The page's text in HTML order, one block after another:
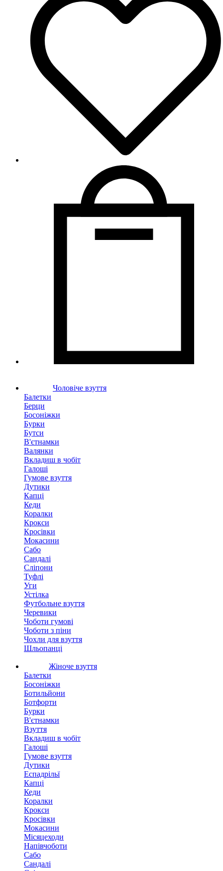
Чоловіче взуття
Балетки
Берци
Босоніжки
Бурки
Бутси
В'єтнамки
Валянки
Вкладиш в чобіт
Галоші
Гумове взуття
Дутики
Капці
Кеди
Коралки
Крокси
Кросівки
Мокасини
Сабо
Сандалі
Сліпони
Туфлі
Уги
Устілка
Футбольне взуття
Черевики
Чоботи гумові
Чоботи з піни
Чохли для взуття
Шльопанці
Жіноче взуття
Балетки
Босоніжки
Ботильйони
Ботфорти
Бурки
В'єтнамки
Взуття
Вкладиш в чобіт
Галоші
Гумове взуття
Дутики
Еспадрільї
Капці
Кеди
Коралки
Крокси
Кросівки
Мокасини
Місяцеходи
Напівчоботи
Сабо
Сандалі